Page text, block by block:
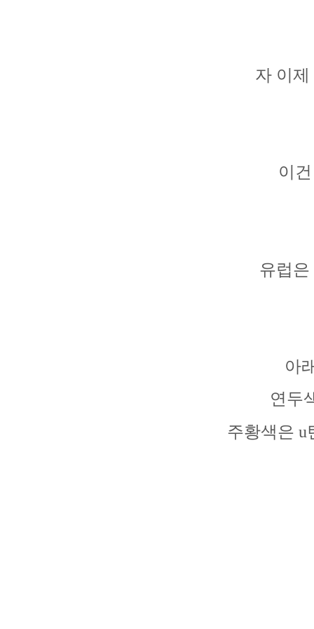
자 이
이
유럽
아
연두
주황색은 u